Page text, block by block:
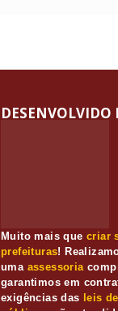
Muito mais quecriar
prefeituras!
uma assessoria
garantimos em
exigências das leis
DESENVOLVIDO